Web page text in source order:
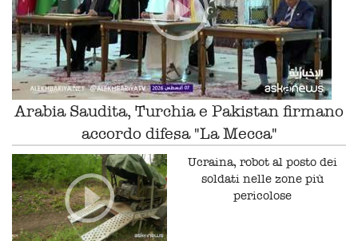
Arabia Saudita, Turchia e Pakistan firmano
accordo difesa "La Mecca"
Ucraina, robot al posto dei
soldati nelle zone più
pericolose